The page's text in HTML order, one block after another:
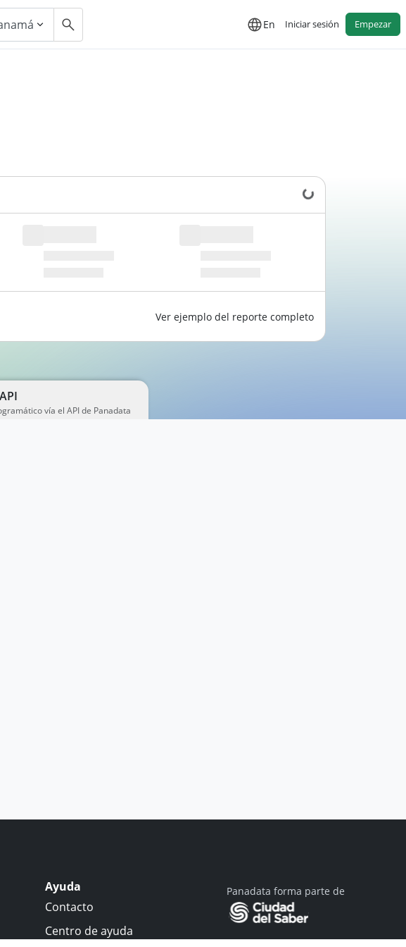
En Iniciar sesión Empezar
Cargando datos...
Ver ejemplo del reporte completo
vía el API de Panadata
Ayuda
Contacto
Centro de ayuda
Panadata forma parte de